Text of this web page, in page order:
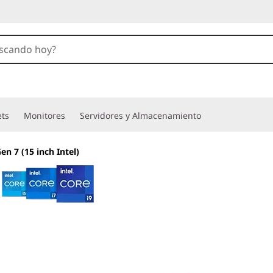
Monitores Servidores y Almacenamiento
7 (15 inch Intel)